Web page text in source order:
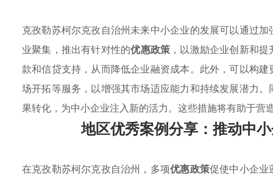
克孜勒苏柯尔克孜自治州未来中小企业的发展可以通过加
业聚集，推出有针对性的优惠政策 ，以激励企业创新和
款和信贷支持，从而降低企业融资成本。此外，可以构
场开拓等服务，以增强其市场适应能力和持续发展潜力
果转化，为中小企业注入新的活力。这些措施将有助于营
地区优秀案例分享：推动中
在克孜勒苏柯尔克孜自治州，多项优惠政策促使中小企业